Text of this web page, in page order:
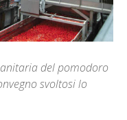
del pomodoro
svoltosi lo